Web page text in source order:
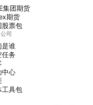
集团期货
期货
股票包
司
是谁
任务
中心
工具包